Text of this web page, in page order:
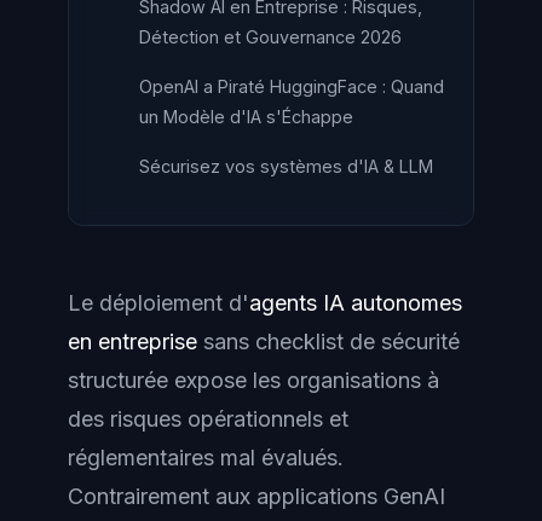
Shadow AI en Entreprise : Risques,
Détection et Gouvernance 2026
OpenAI a Piraté HuggingFace : Quand
un Modèle d'IA s'Échappe
Sécurisez vos systèmes d'IA & LLM
Le déploiement d'agents IA autonomes
en entreprise sans checklist de sécurité
structurée expose les organisations à
des risques opérationnels et
réglementaires mal évalués.
Contrairement aux applications GenAI